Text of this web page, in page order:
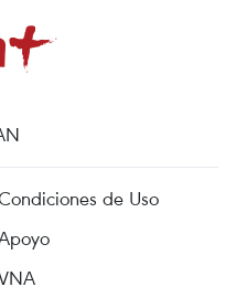
de Uso